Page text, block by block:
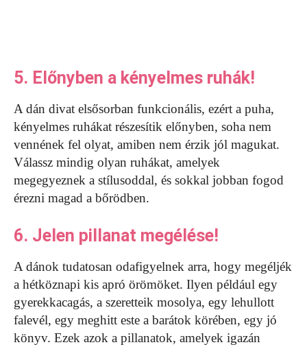
5. Előnyben a kényelmes ruhák!
A dán divat elsősorban funkcionális, ezért a puha,
kényelmes ruhákat részesítik előnyben, soha nem
vennének fel olyat, amiben nem érzik jól magukat.
Válassz mindig olyan ruhákat, amelyek
megegyeznek a stílusoddal, és sokkal jobban fogod
érezni magad a bőrödben.
6. Jelen pillanat megélése!
A dánok tudatosan odafigyelnek arra, hogy megéljék
a hétköznapi kis apró örömöket. Ilyen például egy
gyerekkacagás, a szeretteik mosolya, egy lehullott
falevél, egy meghitt este a barátok körében, egy jó
könyv. Ezek azok a pillanatok, amelyek igazán